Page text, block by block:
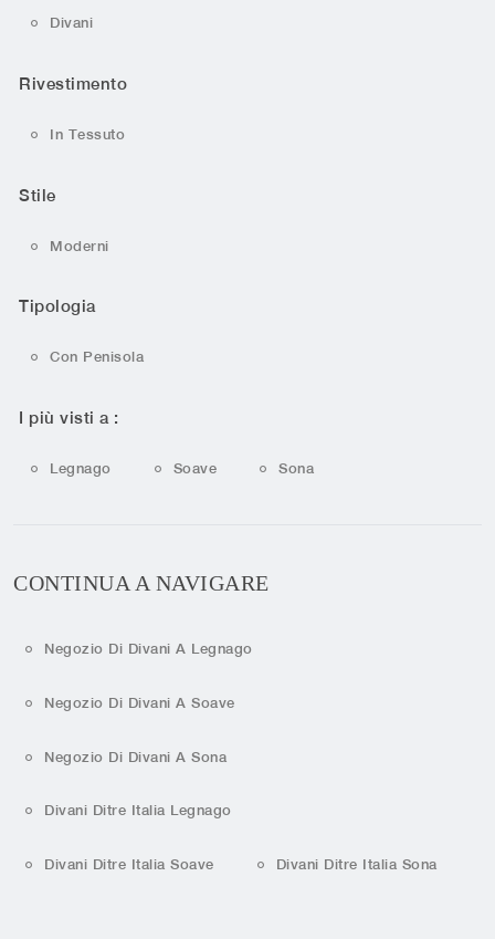
Divani
Rivestimento
In Tessuto
Stile
Moderni
Tipologia
Con Penisola
I più visti a :
Legnago Soave Sona
CONTINUA A NAVIGARE
Negozio Di Divani A Legnago
Negozio Di Divani A Soave
Negozio Di Divani A Sona
Divani Ditre Italia Legnago
Divani Ditre Italia Soave Divani Ditre Italia Sona